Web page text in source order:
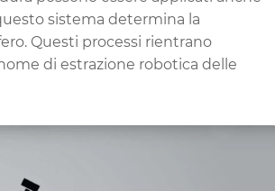
sistema determina la
Questi processi rientrano
di estrazione robotica delle